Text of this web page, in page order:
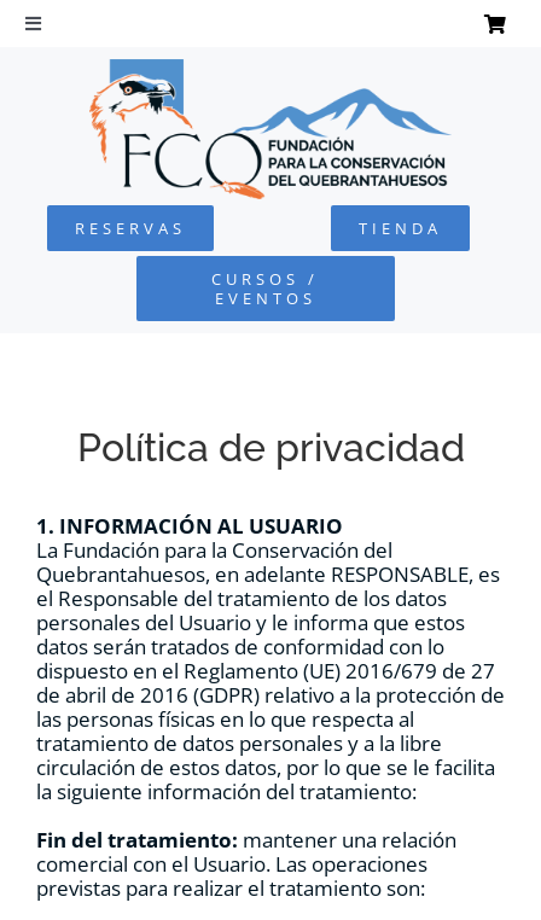
Saltar
Toggle
Navigation
QUEBRANTAHUESOS
FUNDACIÓN
RECURSOS
NOTICIAS
CONTACTO
CARRITO
RESERVAS TIENDA
CURSOS /
EVENTOS
Política de privacidad
1. INFORMACIÓN AL USUARIO
La Fundación para la Conservación del
Quebrantahuesos, en adelante RESPONSABLE, es
el Responsable del tratamiento de los datos
personales del Usuario y le informa que estos
datos serán tratados de conformidad con lo
dispuesto en el Reglamento (UE) 2016/679 de 27
de abril de 2016 (GDPR) relativo a la protección de
las personas físicas en lo que respecta al
tratamiento de datos personales y a la libre
circulación de estos datos, por lo que se le facilita
la siguiente información del tratamiento:
Fin del tratamiento: mantener una relación
comercial con el Usuario. Las operaciones
previstas para realizar el tratamiento son: